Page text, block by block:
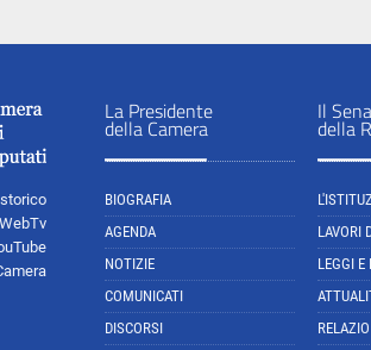
WebTv
La Presidente
della Camera
BIOGRAFIA
AGENDA
NOTIZIE
COMUNICATI
DISCORSI
Il
della
LAVORI
LEGGI E